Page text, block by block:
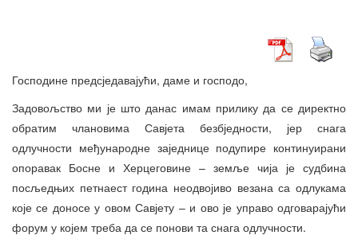
Господине предсједавајући, даме и господо,
Задовољство ми је што данас имам прилику да се директно
обратим члановима Савјета безбједности, јер снага
одлучности међународне заједнице подупире континуирани
опоравак Босне и Херцеговине – земље чија је судбина
посљедњих петнаест година неодвојиво везана са одлукама
које се доносе у овом Савјету – и ово је управо одговарајући
форум у којем треба да се понови та снага одлучности.